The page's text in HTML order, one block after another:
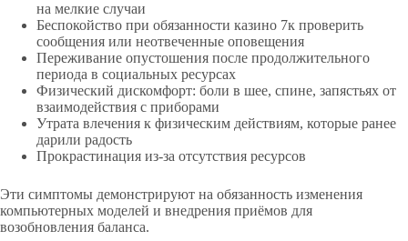
на мелкие случаи
Беспокойство при обязанности казино 7к проверить
сообщения или неотвеченные оповещения
Переживание опустошения после продолжительного
периода в социальных ресурсах
Физический дискомфорт: боли в шее, спине, запястьях от
взаимодействия с приборами
Утрата влечения к физическим действиям, которые ранее
дарили радость
Прокрастинация из-за отсутствия ресурсов
Эти симптомы демонстрируют на обязанность изменения
компьютерных моделей и внедрения приёмов для
возобновления баланса.